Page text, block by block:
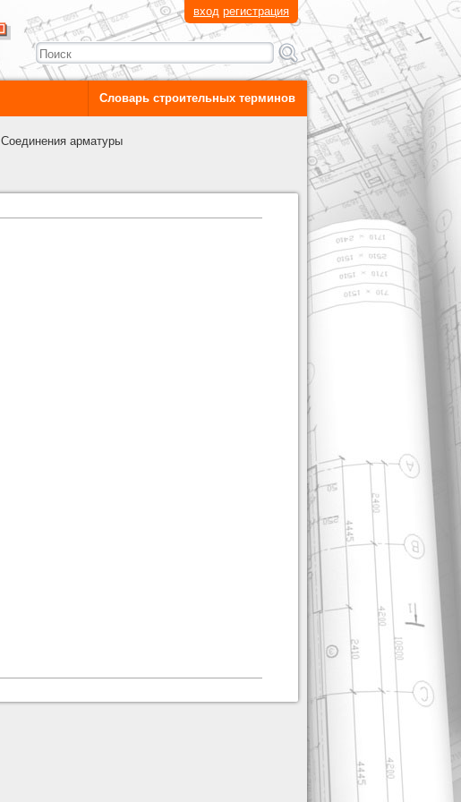
вход регистрация
Словарь строительных терминов
Соединения арматуры